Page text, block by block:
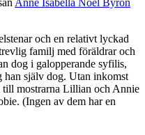
Anne Isabella Noel Byron
och en relativt lyckad
familj med föräldrar och
dog i galopperande syfilis,
han själv dog. Utan inkomst
mostrarna Lillian och Annie
(Ingen av dem har en